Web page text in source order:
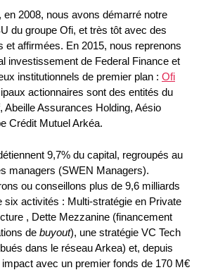
2008, nous avons démarré notre
du groupe Ofi, et très tôt avec des
et affirmées. En 2015, nous reprenons
investissement de Federal Finance et
institutionnels de premier plan : Ofi
actionnaires sont des entités du
Abeille Assurances Holding, Aésio
Crédit Mutuel Arkéa.
9,7% du capital, regroupés au
managers (SWEN Managers).
ou conseillons plus de 9,6 milliards
six activités : Multi-stratégie en Private
, Dette Mezzanine (financement
de buyout), une stratégie VC Tech
dans le réseau Arkea) et, depuis
avec un premier fonds de 170 M€